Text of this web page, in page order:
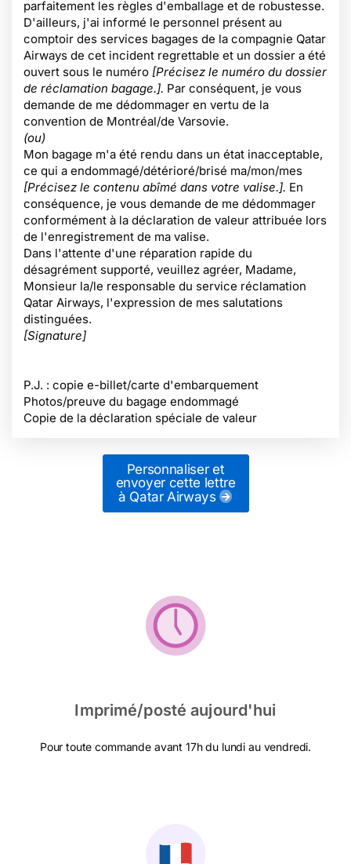
parfaitement les règles d'emballage et de robustesse.
D'ailleurs, j'ai informé le personnel présent au
comptoir des services bagages de la compagnie Qatar
Airways de cet incident regrettable et un dossier a été
ouvert sous le numéro [Précisez le numéro du dossier
de réclamation bagage.]. Par conséquent, je vous
demande de me dédommager en vertu de la
convention de Montréal/de Varsovie.
(ou)
Mon bagage m'a été rendu dans un état inacceptable,
ce qui a endommagé/détérioré/brisé ma/mon/mes
[Précisez le contenu abîmé dans votre valise.]. En
conséquence, je vous demande de me dédommager
conformément à la déclaration de valeur attribuée lors
de l'enregistrement de ma valise.
Dans l'attente d'une réparation rapide du
désagrément supporté, veuillez agréer, Madame,
Monsieur la/le responsable du service réclamation
Qatar Airways, l'expression de mes salutations
distinguées.
[Signature]
P.J. : copie e-billet/carte d'embarquement
Photos/preuve du bagage endommagé
Copie de la déclaration spéciale de valeur
Personnaliser et
envoyer cette lettre
à Qatar Airways
Imprimé/posté aujourd'hui
Pour toute commande avant 17h du lundi au vendredi.